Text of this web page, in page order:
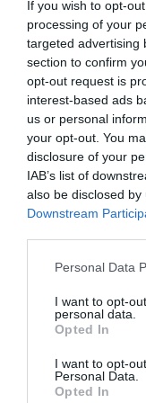
If you wish to opt-
processing of your
targeted advertising
section to confirm
opt-out request is
interest-based ads
us or personal
your opt-out. You
disclosure of your
IAB’s list of
also be disclosed
Downstream
Please note that
not limited to your
grant or deny
use your data for
consent section.
Personal Data
I want to opt-
personal data.
Opted In
I want to opt-
Personal Data.
Opted In
Sec Is Good
© Mes Délisecs |
Mots-clés
Tomates Confites